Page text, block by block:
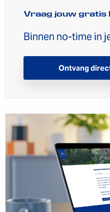
Vraag jouw gratis
Binnen no-time in
Ontvang